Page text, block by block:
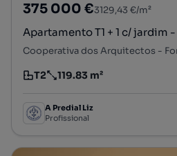
375 000 €3129,43 €/m²
Apartamento T1 + 1 c/ jardim
Tipologia
T2
Preço por metro quadrado
119.83 m²
A Predial Liz
Profissional